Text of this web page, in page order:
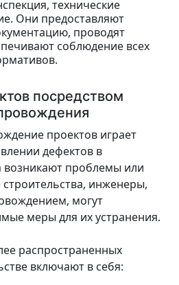
технические
Они предоставляют
проводят
соблюдение всех
посредством
проектов играет
дефектов в
возникают проблемы или
инженеры,
могут
меры для их устранения.
распространенных
включают в себя: